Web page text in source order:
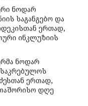
ნოდარ
საგანგებო და
ერთად,
ინკლუზიის
ნოდარ
ერთად,
დღე